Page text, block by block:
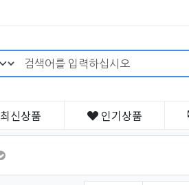
검색어 필수
최신상품 인기상품